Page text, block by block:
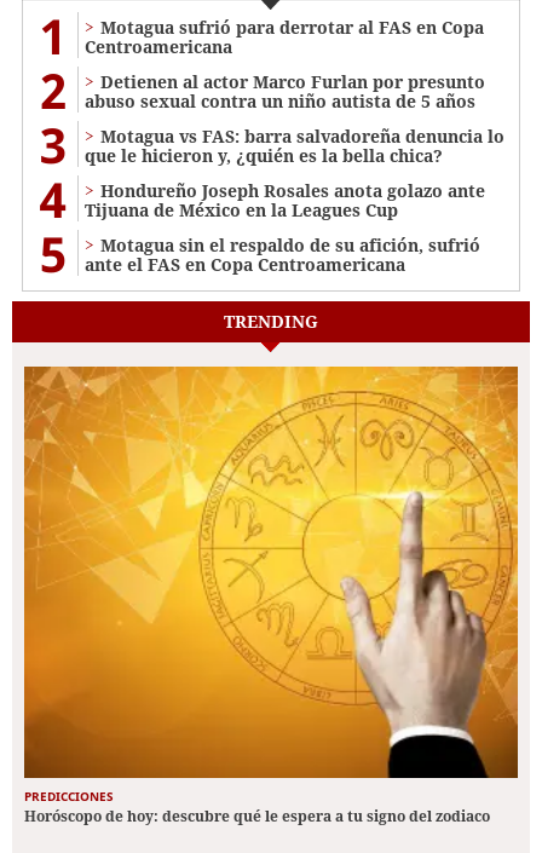
1
Motagua sufrió para derrotar al FAS en Copa
Centroamericana
2
Detienen al actor Marco Furlan por presunto
abuso sexual contra un niño autista de 5 años
3
Motagua vs FAS: barra salvadoreña denuncia lo
que le hicieron y, ¿quién es la bella chica?
4
Hondureño Joseph Rosales anota golazo ante
Tijuana de México en la Leagues Cup
5
Motagua sin el respaldo de su afición, sufrió
ante el FAS en Copa Centroamericana
TRENDING
PREDICCIONES
Horóscopo de hoy: descubre qué le espera a tu signo del zodiaco